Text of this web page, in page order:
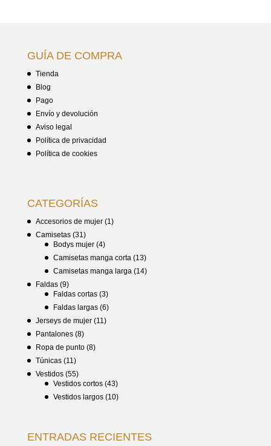
GUÍA DE COMPRA
Tienda
Blog
Pago
Envío y devolución
Aviso legal
Política de privacidad
Política de cookies
CATEGORÍAS
Accesorios de mujer (1)
Camisetas (31)
Bodys mujer (4)
Camisetas manga corta (13)
Camisetas manga larga (14)
Faldas (9)
Faldas cortas (3)
Faldas largas (6)
Jerseys de mujer (11)
Pantalones (8)
Ropa de punto (8)
Túnicas (11)
Vestidos (55)
Vestidos cortos (43)
Vestidos largos (10)
ENTRADAS RECIENTES